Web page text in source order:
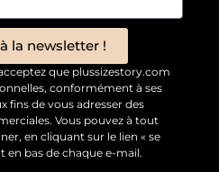
la newsletter !
que plussizestory.com
conformément à ses
fins de vous adresser des
Vous pouvez à tout
en cliquant sur le lien « se
en bas de chaque e-mail.